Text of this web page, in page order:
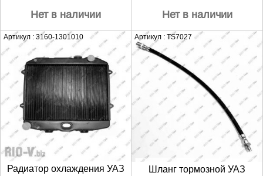
Нет в наличии Нет в наличии
Артикул : 3160-1301010
Радиатор охлаждения УАЗ
Артикул : TS7027
Шланг тормозной УАЗ